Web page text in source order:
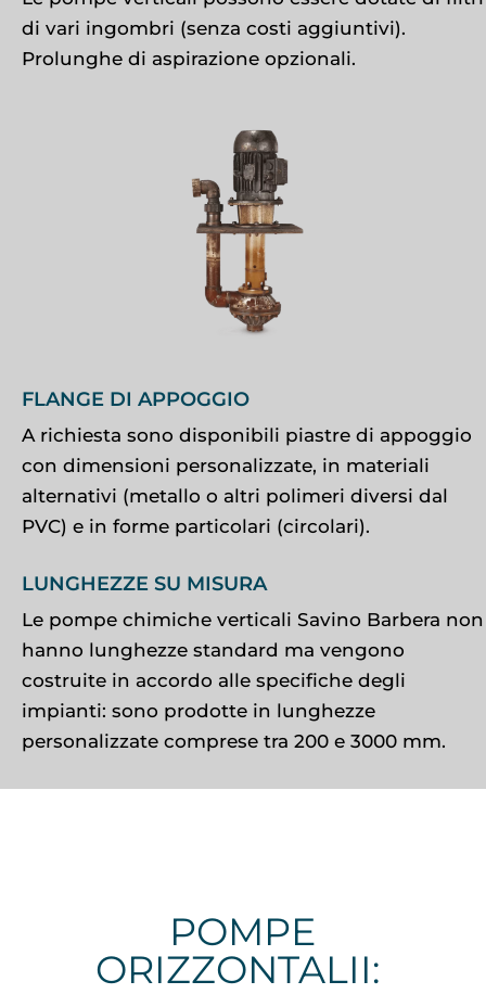
di vari ingombri (senza costi aggiuntivi).
Prolunghe di aspirazione opzionali.
FLANGE DI APPOGGIO
A richiesta sono disponibili piastre di appoggio
con dimensioni personalizzate, in materiali
alternativi (metallo o altri polimeri diversi dal
PVC) e in forme particolari (circolari).
LUNGHEZZE SU MISURA
Le pompe chimiche verticali Savino Barbera non
hanno lunghezze standard ma vengono
costruite in accordo alle specifiche degli
impianti: sono prodotte in lunghezze
personalizzate comprese tra 200 e 3000 mm.
POMPE
ORIZZONTALII: